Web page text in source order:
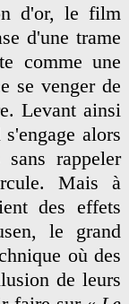
d'or, le film
d'une trame
comme une
se venger de
Levant ainsi
alors
rappeler
Mais à
des effets
le grand
où des
de leurs